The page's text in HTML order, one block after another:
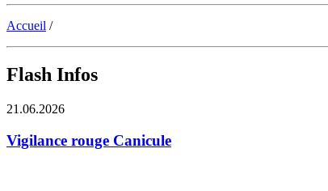
Accueil /
Flash Infos
21.06.2026
Vigilance rouge Canicule